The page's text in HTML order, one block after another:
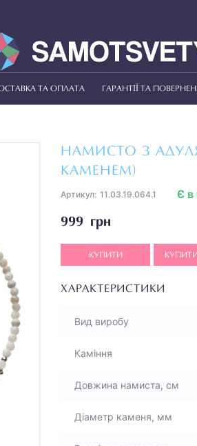
ТА ОПЛАТА ГАРАНТІЇ ТА
НАМИСТО З
КАМЕНЕМ)
Артикул: 11.03.19.064.1
999 грн
Є в
КУПИТИ
ХАРАКТЕРИСТИКИ
Вид виробу
Каміння
Довжина намиста, см
Діаметр каменя, мм